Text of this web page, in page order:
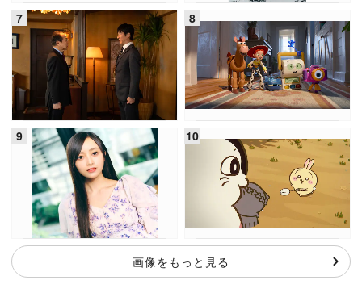
画像をもっと見る